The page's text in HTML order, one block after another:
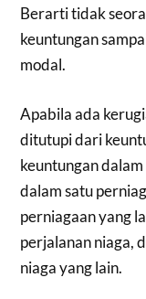
Berarti tidak
keuntungan
modal.
Apabila ada
ditutupi dari
keuntungan
dalam satu
perniagaan yang
perjalanan niaga,
niaga yang lain.